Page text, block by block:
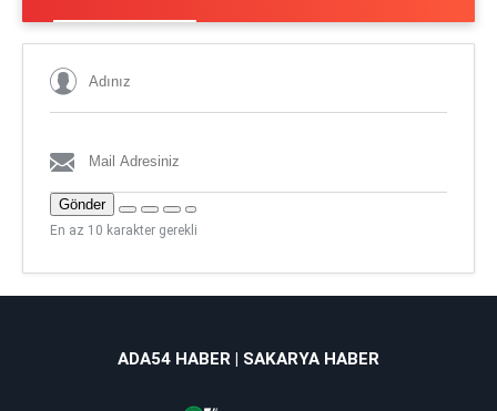
Gönder
En az 10 karakter gerekli
ADA54 HABER | SAKARYA HABER